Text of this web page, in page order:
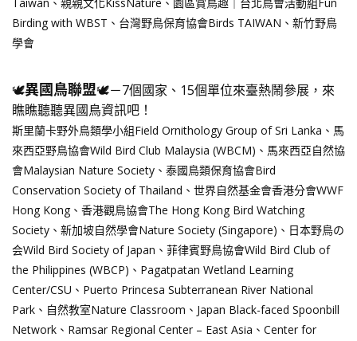
Birding with WBST、台灣野鳥保育協會Birds TAIWAN、新竹野鳥
學會
🕊️異國鳥聯盟🕊️－7個國家、15個單位來臺熱鬧參展，來
瞧瞧聽聽異國鳥資訊吧！
斯里蘭卡野外鳥類學小組Field Ornithology Group of Sri Lanka、馬
來西亞野鳥協會Wild Bird Club Malaysia (WBCM)、馬來西亞自然協
會Malaysian Nature Society、泰國鳥類保育協會Bird
Conservation Society of Thailand、世界自然基金會香港分會WWF
Hong Kong、香港觀鳥協會The Hong Kong Bird Watching
Society、新加坡自然學會Nature Society (Singapore)、日本野鳥の
会Wild Bird Society of Japan、菲律賓野鳥協會Wild Bird Club of
the Philippines (WBCP)、Pagatpatan Wetland Learning
Center/CSU、Puerto Princesa Subterranean River National
Park、自然教室Nature Classroom、Japan Black-faced Spoonbill
Network、Ramsar Regional Center – East Asia、Center for